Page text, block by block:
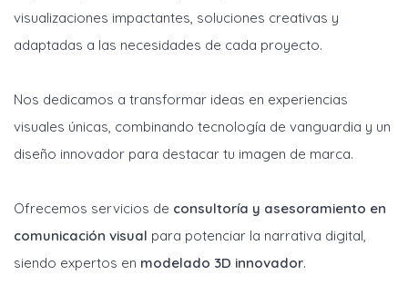
visualizaciones impactantes, soluciones creativas y
adaptadas a las necesidades de cada proyecto.
Nos dedicamos a transformar ideas en experiencias
visuales únicas, combinando tecnología de vanguardia y un
diseño innovador para destacar tu imagen de marca.
Ofrecemos servicios de consultoría y asesoramiento en
comunicación visual para potenciar la narrativa digital,
siendo expertos en modelado 3D innovador.